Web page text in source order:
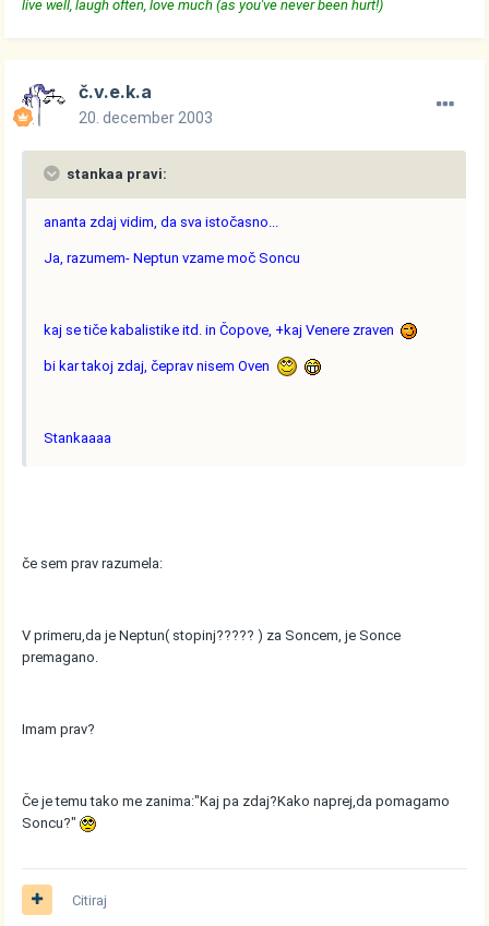
live well, laugh often, love much (as you've never been hurt!)
č.v.e.k.a
20. december 2003
stankaa pravi:
ananta zdaj vidim, da sva istočasno...
Ja, razumem- Neptun vzame moč Soncu
kaj se tiče kabalistike itd. in Čopove, +kaj Venere zraven
bi kar takoj zdaj, čeprav nisem Oven
Stankaaaa
če sem prav razumela:
V primeru,da je Neptun( stopinj????? ) za Soncem, je Sonce
premagano.
Imam prav?
Če je temu tako me zanima:"Kaj pa zdaj?Kako naprej,da pomagamo
Soncu?"
Citiraj